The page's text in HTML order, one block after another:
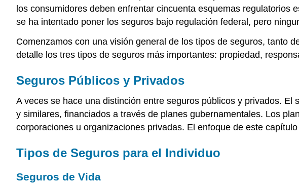
los consumidores deben enfrentar cincuenta esquemas
se ha intentado poner los seguros bajo regulación federal, pero
Comenzamos con una visión general de los tipos de seguros, tanto
detalle los tres tipos de seguros más importantes: propiedad,
Seguros Públicos y Privados
A veces se hace una distinción entre seguros públicos y privados.
y similares, financiados a través de planes gubernamentales. Los
corporaciones u organizaciones privadas. El enfoque de este
Tipos de Seguros para el Individuo
Seguros de Vida